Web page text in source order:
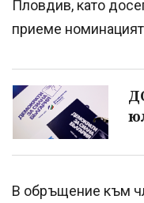
Пловдив, като
приеме
В обръщение към